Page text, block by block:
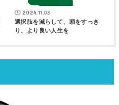
2024.11.03
選択肢を減らして、頭をすっき
り、より良い人生を